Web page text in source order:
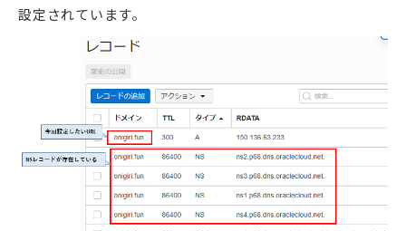
設定されています。